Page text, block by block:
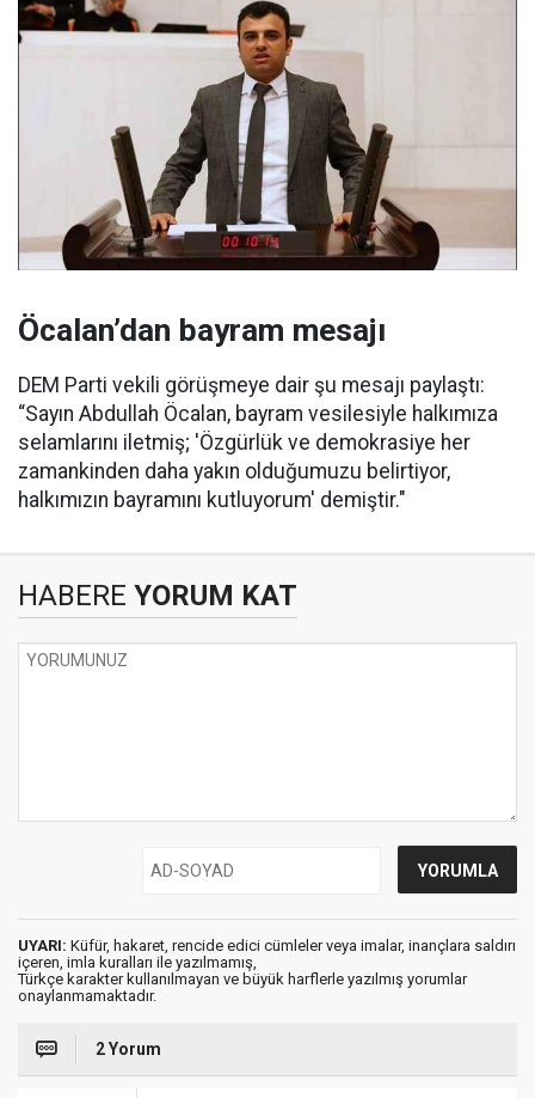
Öcalan’dan bayram mesajı
DEM Parti vekili görüşmeye dair şu mesajı paylaştı:
“Sayın Abdullah Öcalan, bayram vesilesiyle halkımıza
selamlarını iletmiş; 'Özgürlük ve demokrasiye her
zamankinden daha yakın olduğumuzu belirtiyor,
halkımızın bayramını kutluyorum' demiştir."
HABERE YORUM KAT
UYARI: Küfür, hakaret, rencide edici cümleler veya imalar, inançlara saldırı
içeren, imla kuralları ile yazılmamış,
Türkçe karakter kullanılmayan ve büyük harflerle yazılmış yorumlar
onaylanmamaktadır.
2 Yorum